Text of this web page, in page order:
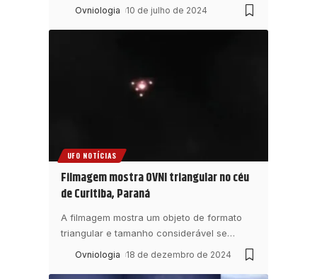
Ovniologia 10 de julho de 2024
UFO NOTÍCIAS
Filmagem mostra OVNI triangular no céu
de Curitiba, Paraná
A filmagem mostra um objeto de formato
triangular e tamanho considerável se…
Ovniologia 18 de dezembro de 2024